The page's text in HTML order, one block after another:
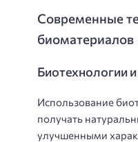
Современные
биоматериалов
Биотехнологии
Использование
получать
улучшенными